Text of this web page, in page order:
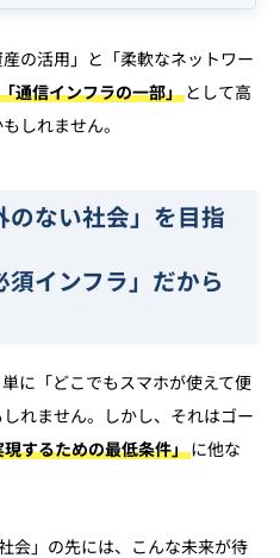
の活用」と「柔軟なネットワー
「通信インフラの一部」として高
しれません。
のない社会」を目指
インフラ」だから
に「どこでもスマホが使えて便
れません。しかし、それはゴー
するための最低条件」に他な
会」の先には、こんな未来が待